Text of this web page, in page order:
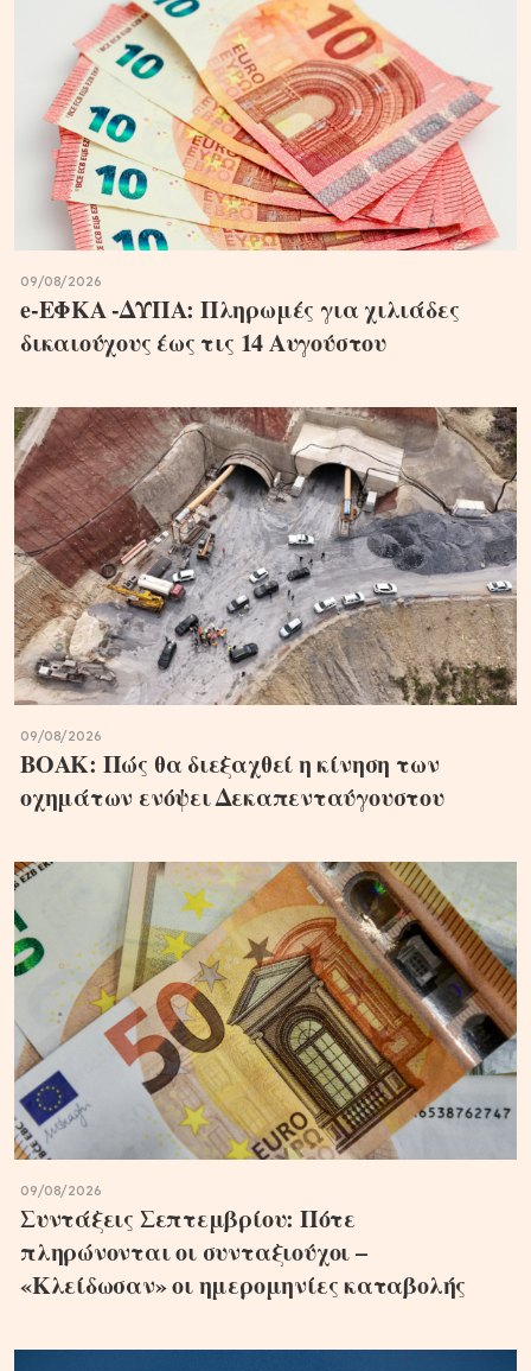
09/08/2026
e-ΕΦΚΑ -ΔΥΠΑ: Πληρωμές για χιλιάδες
δικαιούχους έως τις 14 Αυγούστου
09/08/2026
ΒΟΑΚ: Πώς θα διεξαχθεί η κίνηση των
οχημάτων ενόψει Δεκαπενταύγουστου
09/08/2026
Συντάξεις Σεπτεμβρίου: Πότε
πληρώνονται οι συνταξιούχοι –
«Κλείδωσαν» οι ημερομηνίες καταβολής